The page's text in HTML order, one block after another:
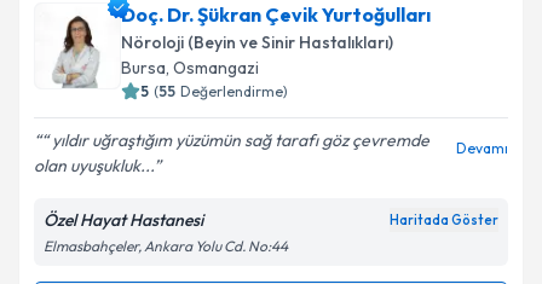
takvim hazırlandığında e-posta ile bilgilendireceğiz.
E-posta Adresiniz
kapsamda işlenmesini kabul ediyorum.
Doç. Dr. Şükran Çevik Yurtoğulları
Nöroloji (Beyin ve Sinir Hastalıkları)
Bursa, Osmangazi
5 (55 Değerlendirme)
“ yıldır uğraştığım yüzümün sağ tarafı göz çevremde
olan uyuşukluk...
Devamı
Özel Hayat Hastanesi Haritada Göster
Elmasbahçeler, Ankara Yolu Cd. No:44